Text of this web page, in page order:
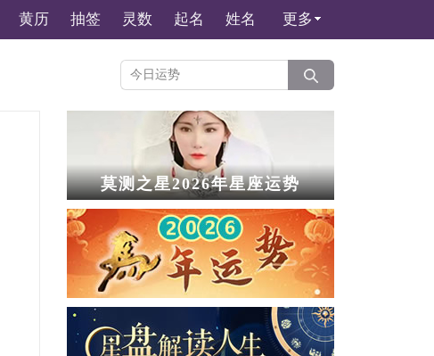
黄历 抽签 灵数 起名 姓名 更多
莫测之星2026年星座运势